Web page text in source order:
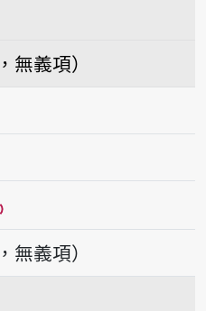
無義項）
放音讀tsing-suán
無義項）